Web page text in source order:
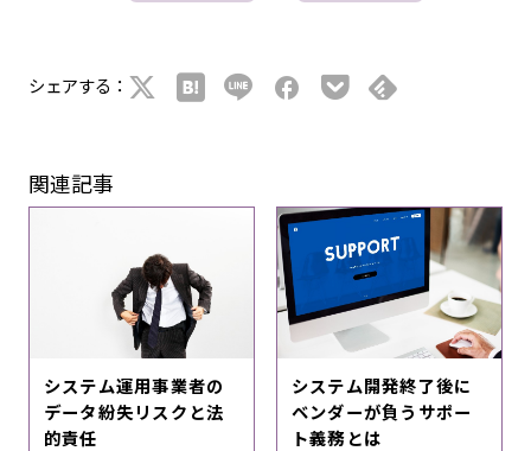
シェアする：
関連記事
システム運用事業者の
データ紛失リスクと法
的責任
システム開発終了後に
ベンダーが負うサポー
ト義務とは